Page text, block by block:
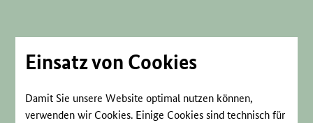
Einsatz von Cookies
Damit Sie unsere Website optimal nutzen können,
verwenden wir Cookies. Einige Cookies sind technisch für